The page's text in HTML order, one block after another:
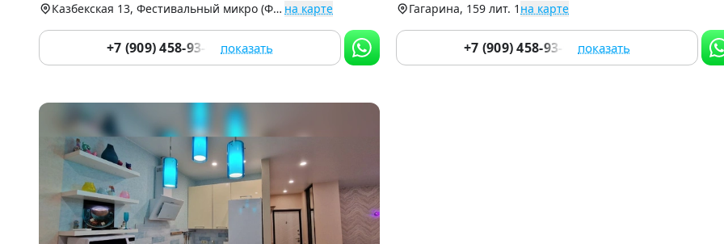
Казбекская 13, Фестивальный микро (Фестивальный) на карте
+7 (909) 458-93-04 показать
Гагарина, 159 лит. 1 на карте
+7 (909) 458-93-04 показать